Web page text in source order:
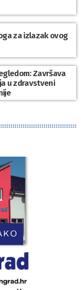
za izlazak ovog
Završava
u zdravstveni